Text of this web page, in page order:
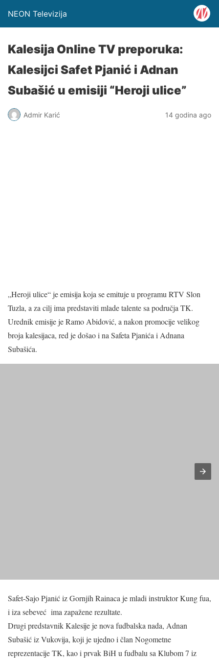
NEON Televizija
Kalesija Online TV preporuka:
Kalesijci Safet Pjanić i Adnan
Subašić u emisiji “Heroji ulice”
Admir Karić 14 godina ago
„Heroji ulice“ je emisija koja se emituje u programu RTV Slon
Tuzla, a za cilj ima predstaviti mlade talente sa područja TK.
Urednik emisije je Ramo Abidović, a nakon promocije velikog
broja kalesijaca, red je došao i na Safeta Pjanića i Adnana
Subašića.
Safet-Sajo Pjanić iz Gornjih Rainaca je mladi instruktor Kung fua,
i iza sebeveć ima zapažene rezultate.
Drugi predstavnik Kalesije je nova fudbalska nada, Adnan
Subašić iz Vukovija, koji je ujedno i član Nogometne
reprezentacije TK, kao i prvak BiH u fudbalu sa Klubom 7 iz